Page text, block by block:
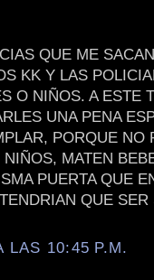
QUE ME
KK Y LAS
O NIÑOS. A ESTE
UNA PENA
PORQUE NO
MATEN
PUERTA QUE
QUE
LAS 10:45 P.M.